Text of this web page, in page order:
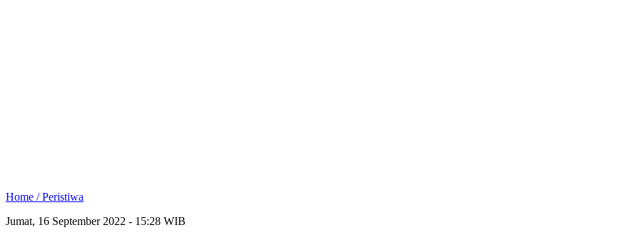
Home /Peristiwa
Jumat, 16 September 2022 - 15:28 WIB